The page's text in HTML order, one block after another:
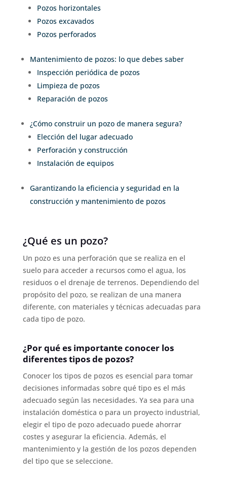
Pozos horizontales
Pozos excavados
Pozos perforados
Mantenimiento de pozos: lo que debes saber
Inspección periódica de pozos
Limpieza de pozos
Reparación de pozos
¿Cómo construir un pozo de manera segura?
Elección del lugar adecuado
Perforación y construcción
Instalación de equipos
Garantizando la eficiencia y seguridad en la
construcción y mantenimiento de pozos
¿Qué es un pozo?
Un pozo es una perforación que se realiza en el
suelo para acceder a recursos como el agua, los
residuos o el drenaje de terrenos. Dependiendo del
propósito del pozo, se realizan de una manera
diferente, con materiales y técnicas adecuadas para
cada tipo de pozo.
¿Por qué es importante conocer los
diferentes tipos de pozos?
Conocer los tipos de pozos es esencial para tomar
decisiones informadas sobre qué tipo es el más
adecuado según las necesidades. Ya sea para una
instalación doméstica o para un proyecto industrial,
elegir el tipo de pozo adecuado puede ahorrar
costes y asegurar la eficiencia. Además, el
mantenimiento y la gestión de los pozos dependen
del tipo que se seleccione.